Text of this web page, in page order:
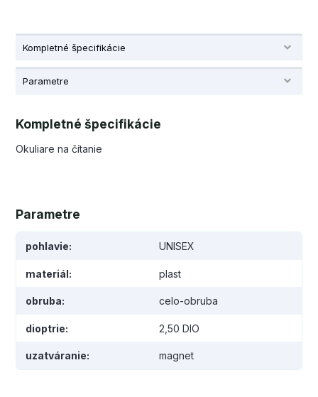
Kompletné špecifikácie
Parametre
Kompletné špecifikácie
Okuliare na čítanie
Parametre
pohlavie UNISEX
materiál plast
obruba celo-obruba
dioptrie 2,50 DIO
uzatváranie magnet